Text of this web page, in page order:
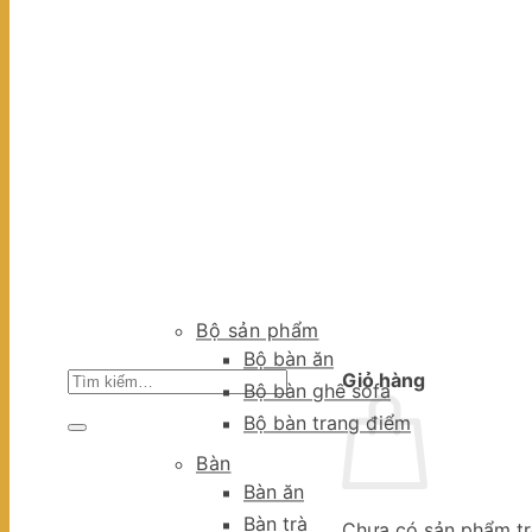
Bộ sản phẩm
Bộ bàn ăn
Bộ bàn ghế sofa
Bộ bàn trang điểm
Bàn
Bàn ăn
Bàn trà
Tìm
Giỏ hàng